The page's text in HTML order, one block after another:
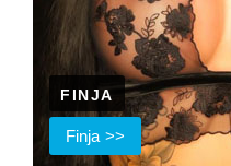
FINJA
Finja